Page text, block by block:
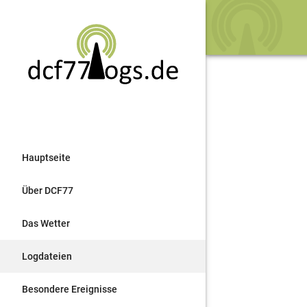
Hauptseite
Über DCF77
Das Wetter
Logdateien
Besondere Ereignisse